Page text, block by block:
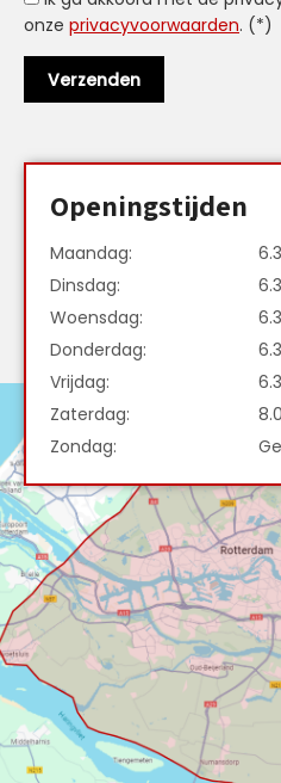
onze privacyvoorwaarden. (*)
Openingstijden
Maandag:
Dinsdag:
Woensdag:
Donderdag:
Vrijdag:
Zaterdag:
Zondag: